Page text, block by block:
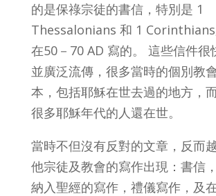
的是保祿宗徒的書信，特別是 1
Thessalonians 和 1
在50－70 AD 寫的。 這些信件很
並廣泛流傳，很多當時的個別教
本，包括耶穌在世去過的地方，
很多耶穌年代的人還在世。
當時不但沒有反對的文章，反而
他宗徒及教會的寫作出現：書信
納入聖經的寫作，禮儀寫作，及